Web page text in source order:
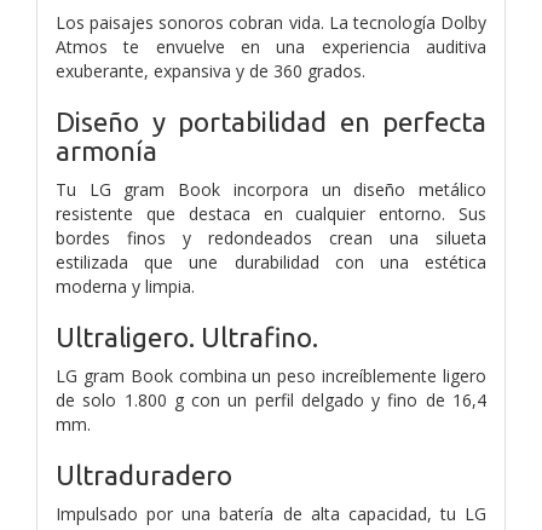
Los paisajes sonoros cobran vida. La tecnología Dolby
Atmos te envuelve en una experiencia auditiva
exuberante, expansiva y de 360 grados.
Diseño y portabilidad en perfecta
armonía
Tu LG gram Book incorpora un diseño metálico
resistente que destaca en cualquier entorno. Sus
bordes finos y redondeados crean una silueta
estilizada que une durabilidad con una estética
moderna y limpia.
Ultraligero. Ultrafino.
LG gram Book combina un peso increíblemente ligero
de solo 1.800 g con un perfil delgado y fino de 16,4
mm.
Ultraduradero
Impulsado por una batería de alta capacidad, tu LG